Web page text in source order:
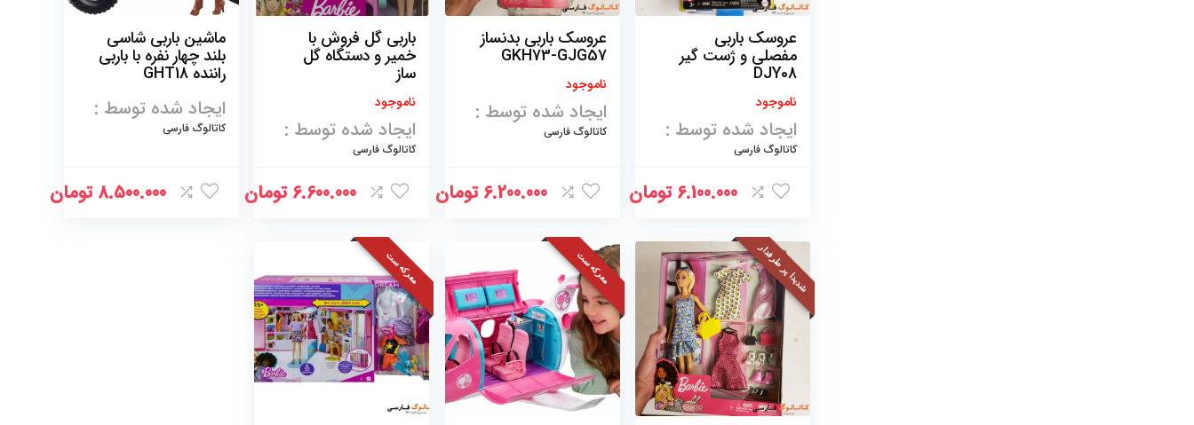
عروسک باربی
مفصلی و ژست گیر
DJY08
ناموجود
ایجاد شده توسط :
کاتالوگ فارسی
6.100.000 تومان
عروسک باربی بدنساز
GKH73-GJG57
ناموجود
ایجاد شده توسط :
کاتالوگ فارسی
6.200.000 تومان
باربی گل فروش با
خمیر و دستگاه گل
ساز
ناموجود
ایجاد شده توسط :
کاتالوگ فارسی
6.600.000 تومان
ماشین باربی شاسی
بلند چهار نفره با باربی
راننده GHT18
ایجاد شده توسط :
کاتالوگ فارسی
8.500.000 تومان
شدیدا پر طرفدار معرکه ست معرکه ست